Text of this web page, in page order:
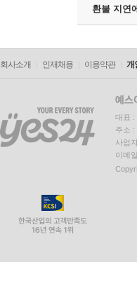
환불 지연
회사소개 인재채용 이용약관 개
대표 :
주소
사업
이메